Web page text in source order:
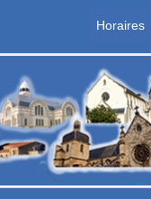
Horaires